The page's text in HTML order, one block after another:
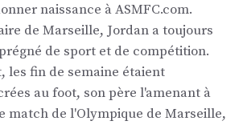
naissance à ASMFC.com.
de Marseille, Jordan a toujours
de sport et de compétition.
les fin de semaine étaient
au foot, son père l'amenant à
match de l'Olympique de Marseille,